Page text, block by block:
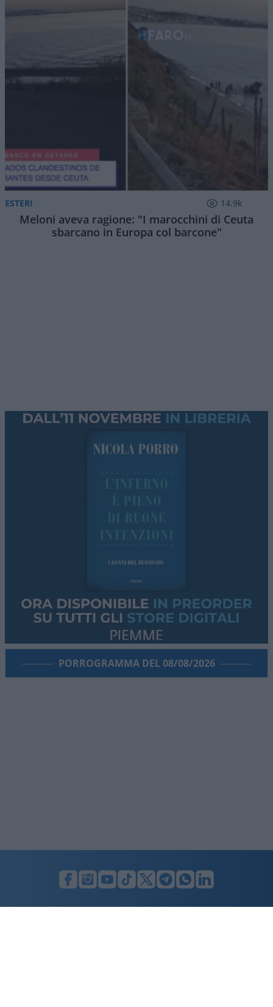
ESTERI 14.9k
Meloni aveva ragione: "I marocchini di Ceuta
sbarcano in Europa col barcone"
PORROGRAMMA DEL 08/08/2026
LUNIFIN S.r.l. a socio unico. Sede legale Milano, Largo F. Richini, 2/A,